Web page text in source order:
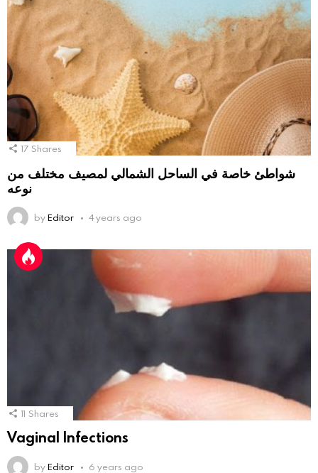
17 Shares
شواطئ خاصة في الساحل الشمالي لمصيف مختلف من
نوعه
byEditor 4 years ago
11 Shares
Vaginal Infections
byEditor 6 years ago